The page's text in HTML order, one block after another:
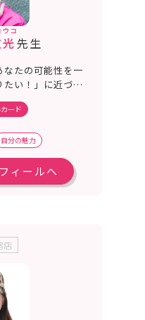
コ
先生
なたの可能性を一
い！」に近づけ
、向き合いなが
お届け！
ード
自分の魅力
ィールへ
店